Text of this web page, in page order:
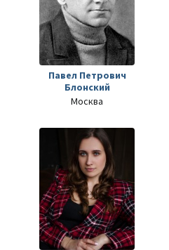
Павел Петрович
Блонский
Москва